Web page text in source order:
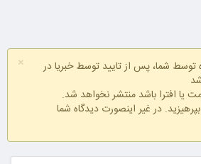
تغییر طبیعی
×
توسط شما، پس از تایید توسط خبریا در
یا افترا باشد منتشر نخواهد شد.
در غیر اینصورت دیدگاه شما